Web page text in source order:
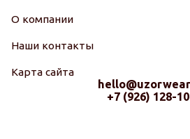
О компании
Наши контакты
Карта сайта
+7 (926) 128-